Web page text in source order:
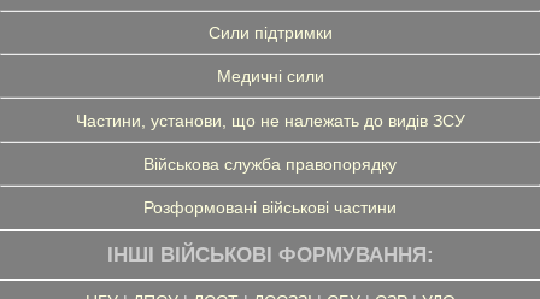
Сили підтримки
Медичні сили
Частини, установи, що не належать до видів ЗСУ
Військова служба правопорядку
Розформовані військові частини
ІНШІ ВІЙСЬКОВІ ФОРМУВАННЯ: